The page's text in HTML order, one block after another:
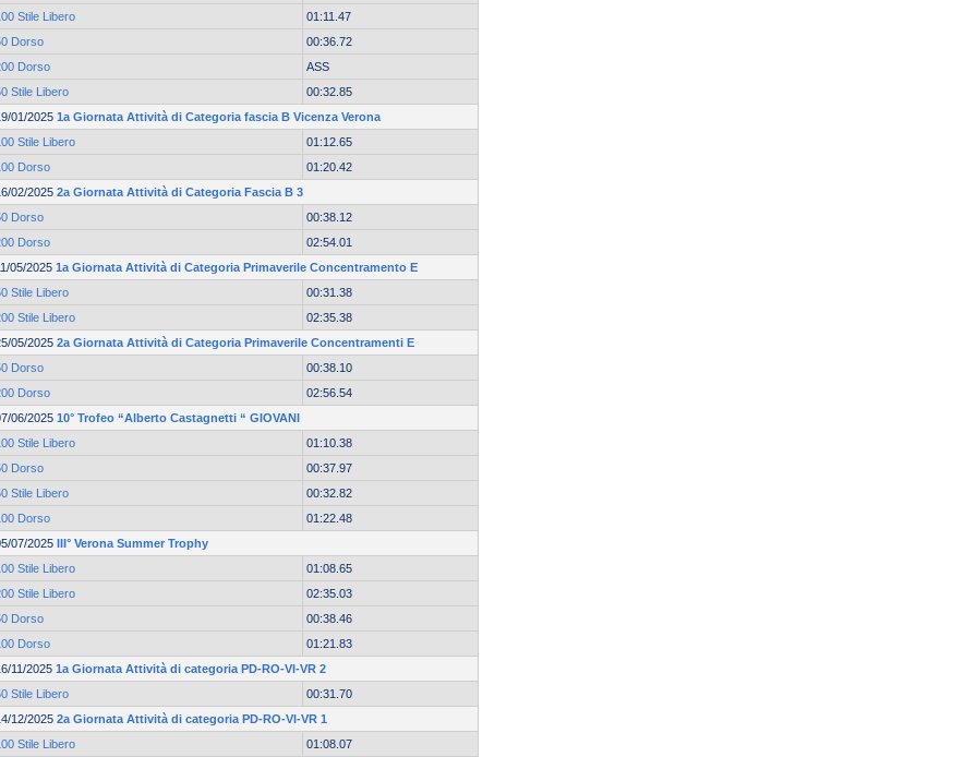
Stile Libero
01:11.47
Dorso
00:36.72
Dorso
ASS
Stile Libero
00:32.85
01/2025 1a Giornata Attività di Categoria fascia B Vicenza Verona
Stile Libero
01:12.65
Dorso
01:20.42
02/2025 2a Giornata Attività di Categoria Fascia B 3
Dorso
00:38.12
Dorso
02:54.01
05/2025 1a Giornata Attività di Categoria Primaverile Concentramento E
Stile Libero
00:31.38
Stile Libero
02:35.38
05/2025 2a Giornata Attività di Categoria Primaverile Concentramenti E
Dorso
00:38.10
Dorso
02:56.54
06/2025 10° Trofeo “Alberto Castagnetti “ GIOVANI
Stile Libero
01:10.38
Dorso
00:37.97
Stile Libero
00:32.82
Dorso
01:22.48
07/2025 III° Verona Summer Trophy
Stile Libero
01:08.65
Stile Libero
02:35.03
Dorso
00:38.46
Dorso
01:21.83
11/2025 1a Giornata Attività di categoria PD-RO-VI-VR 2
Stile Libero
00:31.70
12/2025 2a Giornata Attività di categoria PD-RO-VI-VR 1
Stile Libero
01:08.07